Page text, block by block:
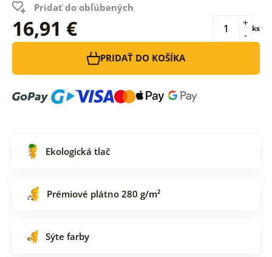
Pridať do obľúbených
16,91 € -
+ ks
PRIDAŤ DO KOŠÍKA
Ekologická tlač
Prémiové plátno 280 g/m²
Sýte farby